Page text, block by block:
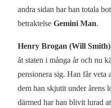
andra sidan har han totala
betraktelse Gemini Man.
Henry Brogan (Will Smith)
åt staten i många år och nu
pensionera sig. Han får veta
dem han skjutit under årens
därmed har han blivit lurad